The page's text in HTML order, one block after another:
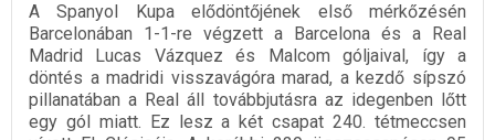
A Spanyol Kupa elődöntőjének első mérkőzésén
Barcelonában 1-1-re végzett a Barcelona és a Real
Madrid Lucas Vázquez és Malcom góljaival, így a
döntés a madridi visszavágóra marad, a kezdő sípszó
pillanatában a Real áll továbbjutásra az idegenben lőtt
egy gól miatt. Ez lesz a két csapat 240. tétmeccsen